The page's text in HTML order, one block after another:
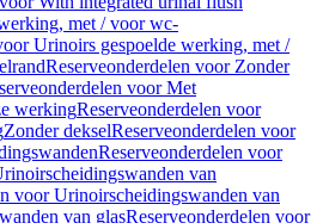
met / voor wc-
Urinoirs gespoelde werking, met /
Reserveonderdelen voor Zonder
voor Met
werkingReserveonderdelen voor
Zonder dekselReserveonderdelen voor
Reserveonderdelen voor
van
voor Urinoirscheidingswanden van
van glasReserveonderdelen voor